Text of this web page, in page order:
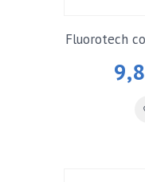
Fluorotech